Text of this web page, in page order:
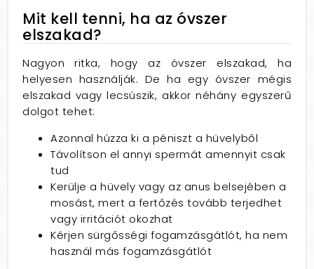
Mit kell tenni, ha az óvszer
elszakad?
Nagyon ritka, hogy az óvszer elszakad, ha
helyesen használják. De ha egy óvszer mégis
elszakad vagy lecsúszik, akkor néhány egyszerű
dolgot tehet:
Azonnal húzza ki a péniszt a hüvelyből
Távolítson el annyi spermát amennyit csak
tud
Kerülje a hüvely vagy az anus belsejében a
mosást, mert a fertőzés tovább terjedhet
vagy irritációt okozhat
Kérjen sürgősségi fogamzásgátlót, ha nem
használ más fogamzásgátlót